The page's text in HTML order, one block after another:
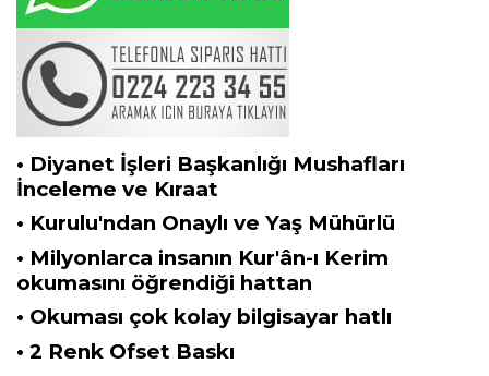
• Diyanet İşleri Başkanlığı Mushafları
İnceleme ve Kıraat
• Kurulu'ndan Onaylı ve Yaş Mühürlü
• Milyonlarca insanın Kur'ân-ı Kerim
okumasını öğrendiği hattan
• Okuması çok kolay bilgisayar hatlı
• 2 Renk Ofset Baskı